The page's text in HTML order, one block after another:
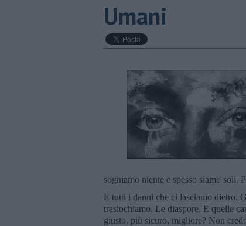
Umani
sogniamo niente e spesso siamo soli.
E tutti i danni che ci lasciamo dietro.
traslochiamo. Le diaspore. E quelle
giusto, più sicuro, migliore? Non